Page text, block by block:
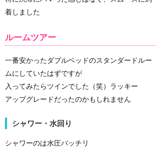
着しました
ルームツアー
一番安かったダブルベッドのスタンダードルー
ムにしていたはずですが
入ってみたらツインでした（笑）ラッキー
アップグレードだったのかもしれません
シャワー・水回り
シャワーのは水圧バッチリ